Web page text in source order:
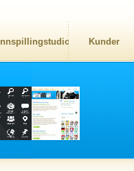
Innspillingstudio Kunder